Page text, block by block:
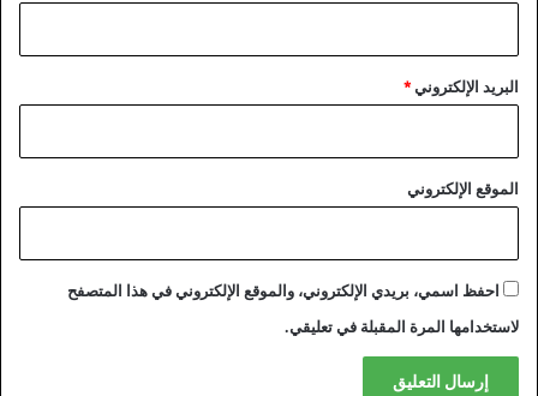
البريد الإلكتروني*
الموقع الإلكتروني
احفظ اسمي، بريدي الإلكتروني، والموقع الإلكتروني في هذا المتصفح
لاستخدامها المرة المقبلة في تعليقي.